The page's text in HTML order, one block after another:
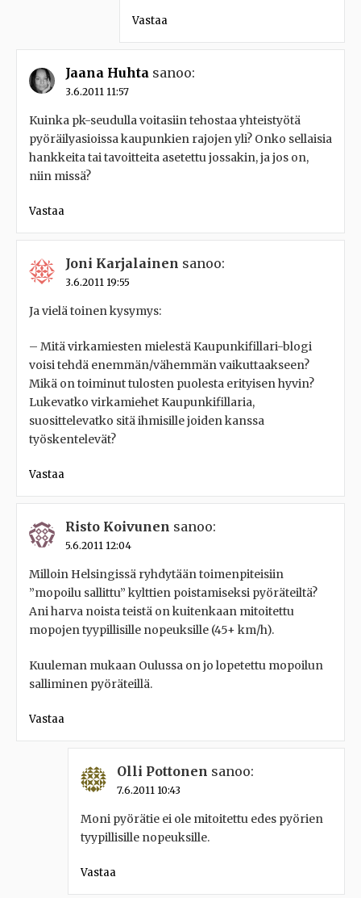
Vastaa
Jaana Huhta sanoo:
3.6.2011 11:57
Kuinka pk-seudulla voitasiin tehostaa yhteistyötä
pyöräilyasioissa kaupunkien rajojen yli? Onko sellaisia
hankkeita tai tavoitteita asetettu jossakin, ja jos on,
niin missä?
Vastaa
Joni Karjalainen sanoo:
3.6.2011 19:55
Ja vielä toinen kysymys:
– Mitä virkamiesten mielestä Kaupunkifillari-blogi
voisi tehdä enemmän/vähemmän vaikuttaakseen?
Mikä on toiminut tulosten puolesta erityisen hyvin?
Lukevatko virkamiehet Kaupunkifillaria,
suosittelevatko sitä ihmisille joiden kanssa
työskentelevät?
Vastaa
Risto Koivunen sanoo:
5.6.2011 12:04
Milloin Helsingissä ryhdytään toimenpiteisiin
”mopoilu sallittu” kylttien poistamiseksi pyöräteiltä?
Ani harva noista teistä on kuitenkaan mitoitettu
mopojen tyypillisille nopeuksille (45+ km/h).
Kuuleman mukaan Oulussa on jo lopetettu mopoilun
salliminen pyöräteillä.
Vastaa
Olli Pottonen sanoo:
7.6.2011 10:43
Moni pyörätie ei ole mitoitettu edes pyörien
tyypillisille nopeuksille.
Vastaa